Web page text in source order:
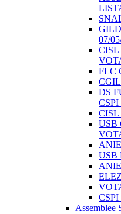
07/
CISL
FLC
DS
CSPI
CISL
USB
USB
Assemblee